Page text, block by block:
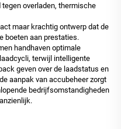
overladen, thermische
maar krachtig ontwerp dat de
boeten aan prestaties.
handhaven optimale
terwijl intelligente
geven over de laadstatus en
aanpak van accubeheer zorgt
bedrijfsomstandigheden